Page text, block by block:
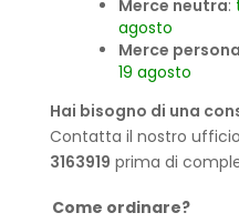
Merce neutra:
agosto
Merce
19 agosto
Hai bisogno di una
Contatta il nostro
3163919 prima di
Come ordinare?